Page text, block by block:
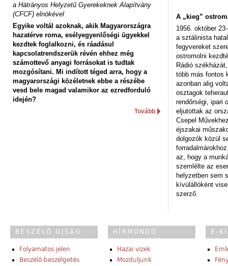
a Hátrányos Helyzetű Gyerekeknek Alapítvány
(CFCF) elnökével
Egyike voltál azoknak, akik Magyarországra
hazatérve roma, esélyegyenlőségi ügyekkel
kezdtek foglalkozni, és ráadásul
kapcsolatrendszerük révén ehhez még
számottevő anyagi forrásokat is tudtak
mozgósítani. Mi indított téged arra, hogy a
magyarországi közéletnek ebbe a részébe
vesd bele magad valamikor az ezredforduló
idején?
Tovább
A „kieg”
1956. október
a sztálinista
fegyvereket
ostromolni
Rádió
több más fontos
azonban alig
osztagok
rendőrségi, ipari
eljutottak az
Csepel
éjszakai
dolgozók közül
az, hogy a
szemlélte az
helyzetben sem
kívülállóként
szerző.
BESZÉLŐ ÚJSÁG
Folyamatos jelen
Beszélő-beszélgetés
HÍRMONDÓ
Hazai vizek
Mozduljunk
E-